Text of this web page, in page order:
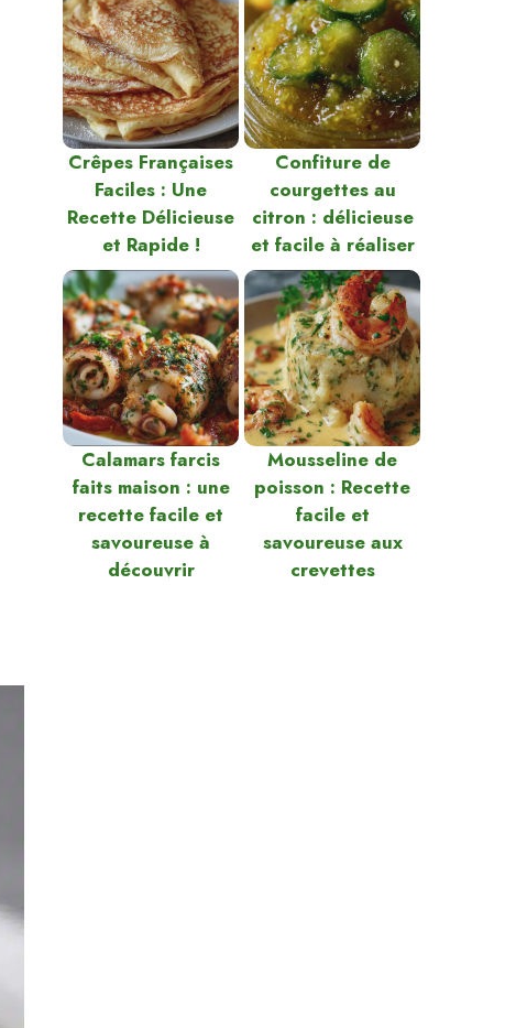
Crêpes Françaises
Faciles : Une
Recette Délicieuse
et Rapide !
Confiture de
courgettes au
citron : délicieuse
et facile à réaliser
Calamars farcis
faits maison : une
recette facile et
savoureuse à
découvrir
Mousseline de
poisson : Recette
facile et
savoureuse aux
crevettes